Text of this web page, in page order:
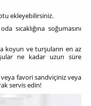
ekleyebilirsiniz.
sıcaklığına soğumasını
koyun ve turşuların en az
ne kadar uzun süre
veya favori sandviçiniz veya
servis edin!